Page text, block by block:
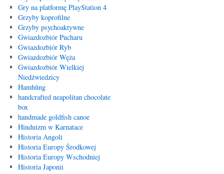
Gry na platformę PlayStation 4
Grzyby koprofilne
Grzyby psychoaktywne
Gwiazdozbiór Pucharu
Gwiazdozbiór Ryb
Gwiazdozbiór Węża
Gwiazdozbiór Wielkiej
Niedźwiedzicy
Hamhŭng
handcrafted neapolitan chocolate
box
handmade goldfish canoe
Hinduizm w Karnatace
Historia Angoli
Historia Europy Środkowej
Historia Europy Wschodniej
Historia Japonii